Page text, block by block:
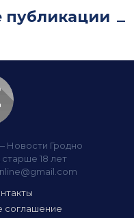
Новости Гродно
18 лет
соглашение